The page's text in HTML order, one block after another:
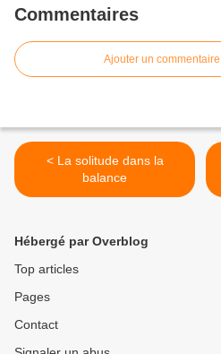
Commentaires
Ajouter un commentaire
< La solitude dans la
balance
Hébergé par Overblog
Top articles
Pages
Contact